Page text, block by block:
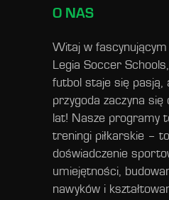
O NAS
Witaj w fascynującym
Legia Soccer
futbol staje się pasją,
przygoda zaczyna się
lat! Nasze programy
treningi piłkarskie –
doświadczenie
umiejętności,
nawyków i